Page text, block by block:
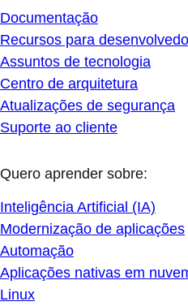
Documentação
Recursos para
Assuntos de tecnologia
Centro de arquitetura
Atualizações de segurança
Suporte ao cliente
Quero aprender sobre:
Inteligência Artificial (IA)
Modernização de aplicações
Automação
Aplicações nativas em
Linux